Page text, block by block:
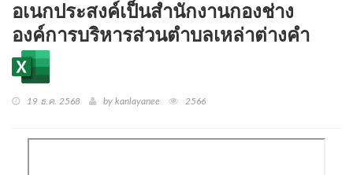
อเนกประสงค์เป็นสำนักงานกองช่าง
องค์การบริหารส่วนตำบลเหล่าต่างคำ
19 ธ.ค. 2568 by kanlayanee 2566